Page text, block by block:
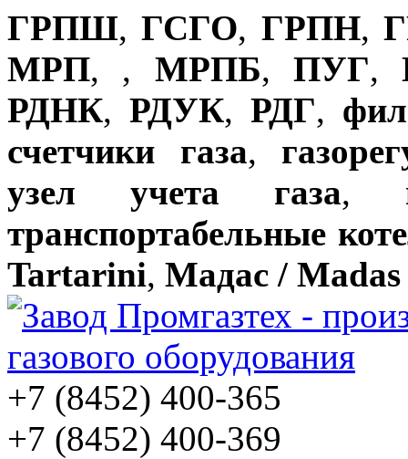
ГРПШ,ГСГО, ГРПН,
МРП, , МРПБ, ПУГ,
РДНК, РДУК, РДГ,
счетчики газа,
узел учета газа,
транспортабельные
Tartarini, Мадас / Madas
+7 (8452) 400-365
+7 (8452) 400-369